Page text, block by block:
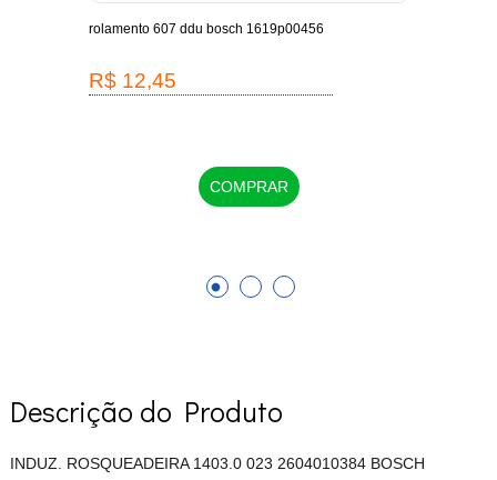
rolamento 607 ddu bosch 1619p00456
R$ 12,45
COMPRAR
Descrição do Produto
INDUZ. ROSQUEADEIRA 1403.0 023 2604010384 BOSCH